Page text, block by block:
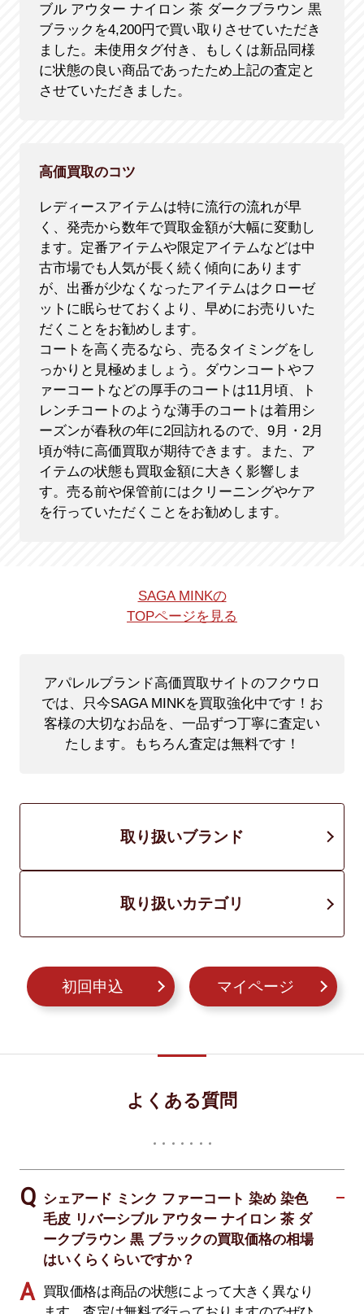
ブル アウター ナイロン 茶 ダークブラウン 黒
ブラックを4,200円で買い取りさせていただき
ました。未使用タグ付き、もしくは新品同様
に状態の良い商品であったため上記の査定と
させていただきました。
高価買取のコツ
レディースアイテムは特に流行の流れが早
く、発売から数年で買取金額が大幅に変動し
ます。定番アイテムや限定アイテムなどは中
古市場でも人気が長く続く傾向にあります
が、出番が少なくなったアイテムはクローゼ
ットに眠らせておくより、早めにお売りいた
だくことをお勧めします。
コートを高く売るなら、売るタイミングをし
っかりと見極めましょう。ダウンコートやフ
ァーコートなどの厚手のコートは11月頃、ト
レンチコートのような薄手のコートは着用シ
ーズンが春秋の年に2回訪れるので、9月・2月
頃が特に高価買取が期待できます。また、ア
イテムの状態も買取金額に大きく影響しま
す。売る前や保管前にはクリーニングやケア
を行っていただくことをお勧めします。
SAGA MINKの
TOPページを見る
アパレルブランド高価買取サイトのフクウロ
では、只今SAGA MINKを買取強化中です！ お
客様の大切なお品を、一品ずつ丁寧に査定い
たします。もちろん査定は無料です！
取り扱いブランド
取り扱いカテゴリ
初回申込 マイページ
よくある質問
シェアード ミンク ファーコート 染め 染色
毛皮 リバーシブル アウター ナイロン 茶 ダ
ークブラウン 黒 ブラックの買取価格の相場
はいくらくらいですか？
買取価格は商品の状態によって大きく異なり